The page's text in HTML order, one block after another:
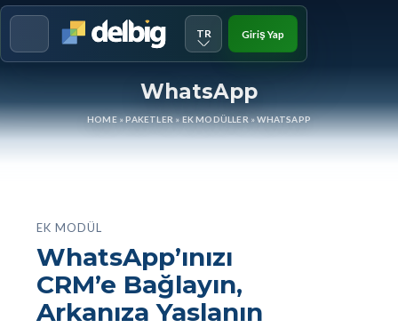
TR Giriş Yap
WhatsApp
HOME»PAKETLER»EK MODÜLLER»WHATSAPP
EK MODÜL
WhatsApp’ınızı
CRM’e Bağlayın,
Arkanıza Yaslanın